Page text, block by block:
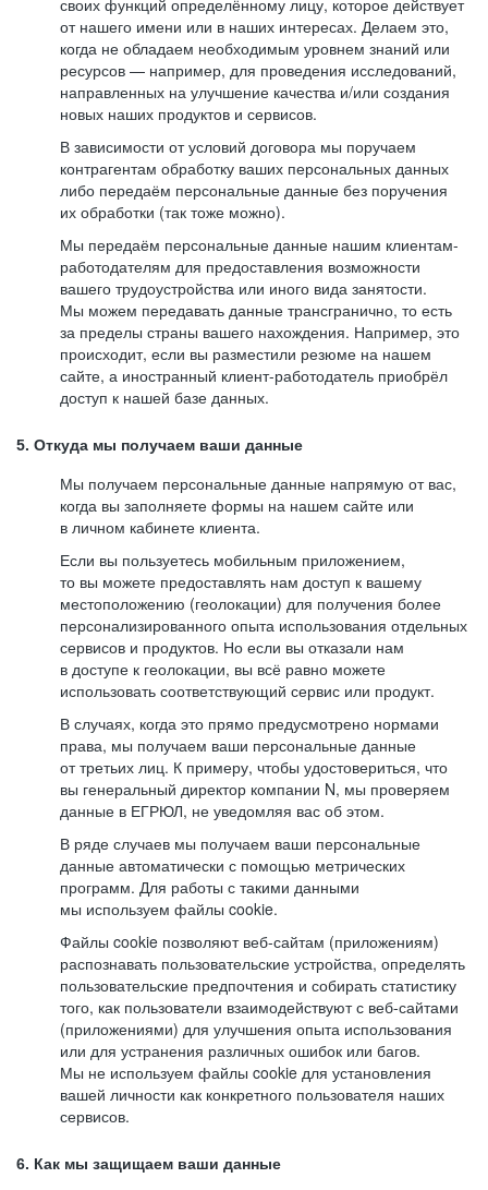
своих функций определённому лицу, которое действует
от нашего имени или в наших интересах. Делаем это,
когда не обладаем необходимым уровнем знаний или
ресурсов — например, для проведения исследований,
направленных на улучшение качества и/или создания
новых наших продуктов и сервисов.
В зависимости от условий договора мы поручаем
контрагентам обработку ваших персональных данных
либо передаём персональные данные без поручения
их обработки (так тоже можно).
Мы передаём персональные данные нашим клиентам-
работодателям для предоставления возможности
вашего трудоустройства или иного вида занятости.
Мы можем передавать данные трансгранично, то есть
за пределы страны вашего нахождения. Например, это
происходит, если вы разместили резюме на нашем
сайте, а иностранный клиент-работодатель приобрёл
доступ к нашей базе данных.
5. Откуда мы получаем ваши данные
Мы получаем персональные данные напрямую от вас,
когда вы заполняете формы на нашем сайте или
в личном кабинете клиента.
Если вы пользуетесь мобильным приложением,
то вы можете предоставлять нам доступ к вашему
местоположению (геолокации) для получения более
персонализированного опыта использования отдельных
сервисов и продуктов. Но если вы отказали нам
в доступе к геолокации, вы всё равно можете
использовать соответствующий сервис или продукт.
В случаях, когда это прямо предусмотрено нормами
права, мы получаем ваши персональные данные
от третьих лиц. К примеру, чтобы удостовериться, что
вы генеральный директор компании N, мы проверяем
данные в ЕГРЮЛ, не уведомляя вас об этом.
В ряде случаев мы получаем ваши персональные
данные автоматически с помощью метрических
программ. Для работы с такими данными
мы используем файлы cookie.
Файлы cookie позволяют веб-сайтам (приложениям)
распознавать пользовательские устройства, определять
пользовательские предпочтения и собирать статистику
того, как пользователи взаимодействуют с веб-сайтами
(приложениями) для улучшения опыта использования
или для устранения различных ошибок или багов.
Мы не используем файлы cookie для установления
вашей личности как конкретного пользователя наших
сервисов.
6. Как мы защищаем ваши данные